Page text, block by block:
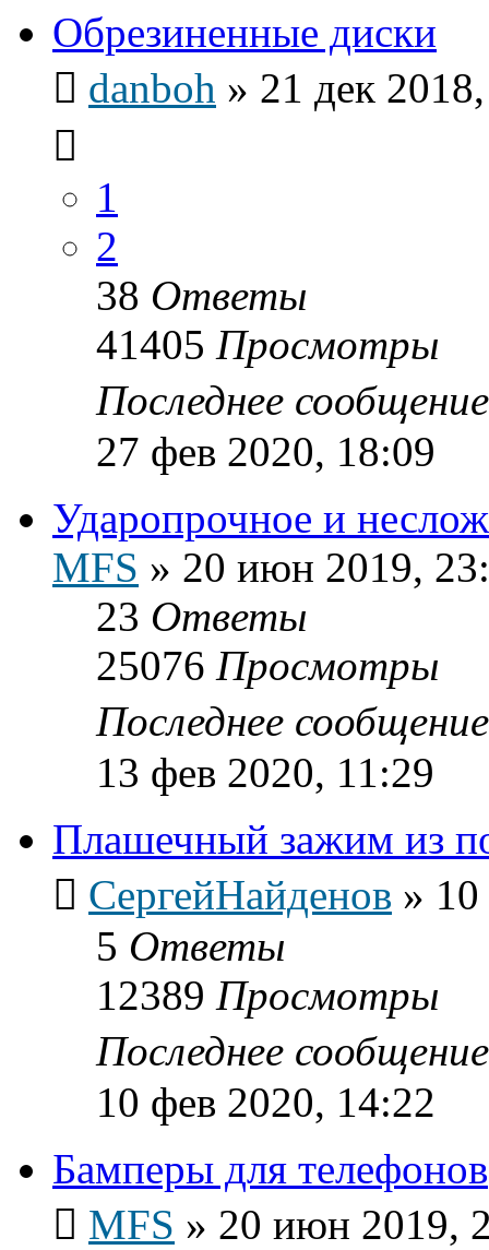
Обрезиненные диски
danboh » 21 дек
1
2
38 Ответы
41405 Просмотры
Последнее
27 фев 2020, 18:09
Ударопрочное и
MFS » 20 июн 2019,
23 Ответы
25076 Просмотры
Последнее
13 фев 2020, 11:29
Плашечный зажим из
СергейНайденов »
5 Ответы
12389 Просмотры
Последнее
10 фев 2020, 14:22
Бамперы для телефонов
MFS » 20 июн 2019,